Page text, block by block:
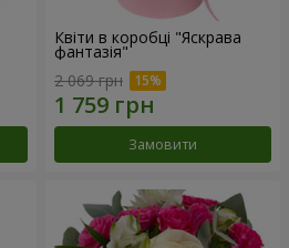
Квіти в коробці "Яскрава
фантазія"
2 069 грн
Замовити